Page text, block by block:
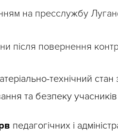
на пресслужбу
після повернення
технічний стан
та безпеку учасників
педагогічних і